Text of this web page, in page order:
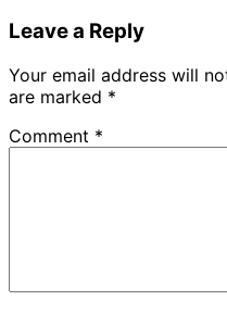
Leave a Reply
Your email address will
are marked *
Comment *